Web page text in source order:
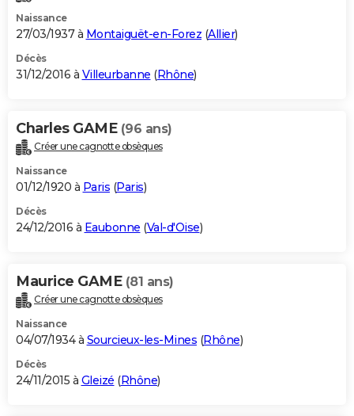
Naissance
27/03/1937 à Montaiguët-en-Forez (Allier)
Décès
31/12/2016 à Villeurbanne (Rhône)
Charles GAME (96 ans)
Créer une cagnotte obsèques
Naissance
01/12/1920 à Paris (Paris)
Décès
24/12/2016 à Eaubonne (Val-d'Oise)
Maurice GAME (81 ans)
Créer une cagnotte obsèques
Naissance
04/07/1934 à Sourcieux-les-Mines (Rhône)
Décès
24/11/2015 à Gleizé (Rhône)